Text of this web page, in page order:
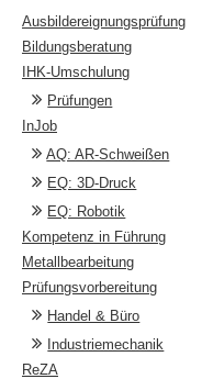
Ausbildereignungsprüfung
Bildungsberatung
IHK-Umschulung
Prüfungen
InJob
AQ: AR-Schweißen
EQ: 3D-Druck
EQ: Robotik
Kompetenz in Führung
Metallbearbeitung
Prüfungsvorbereitung
Handel & Büro
Industriemechanik
ReZA